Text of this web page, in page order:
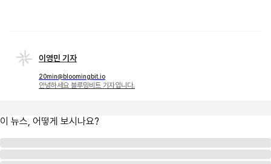
이영민 기자
20min@bloomingbit.io
안녕하세요 블루밍비트 기자입니다.
이 뉴스, 어떻게 보시나요?